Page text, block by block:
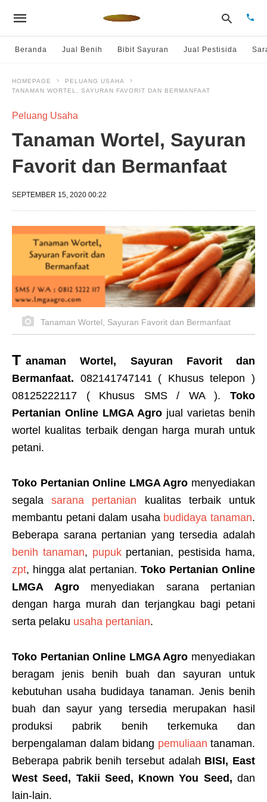
Beranda Jual Benih Bibit Sayuran Jual Pestisida
HOMEPAGE
PELUANG USAHA
TANAMAN WORTEL, SAYURAN FAVORIT DAN BERMANFAAT
Peluang Usaha
Tanaman Wortel, Sayuran
Favorit dan Bermanfaat
SEPTEMBER 15, 2020 00:22
Tanaman Wortel, Sayuran Favorit dan Bermanfaat
T anaman Wortel, Sayuran Favorit dan
Bermanfaat. 082141747141 ( Khusus telepon )
08125222117 ( Khusus SMS / WA ). Toko
Pertanian Online LMGA Agro jual varietas benih
wortel kualitas terbaik dengan harga murah untuk
petani.
Toko Pertanian Online LMGA Agro menyediakan
segalasarana pertanian kualitas terbaik untuk
membantu petani dalam usaha budidaya tanaman.
Beberapa sarana pertanian yang tersedia adalah
benih tanaman, pupukpertanian, pestisida hama,
zpt, hingga alat pertanian. Toko Pertanian Online
LMGA Agro menyediakan sarana pertanian
dengan harga murah dan terjangkau bagi petani
serta pelaku usaha pertanian.
Toko Pertanian Online LMGA Agro menyediakan
beragam jenis benih buah dan sayuran untuk
kebutuhan usaha budidaya tanaman. Jenis benih
buah dan sayur yang tersedia merupakan hasil
produksi pabrik benih terkemuka dan
berpengalaman dalam bidang pemuliaan tanaman.
Beberapa pabrik benih tersebut adalah BISI, East
West Seed, Takii Seed, Known You Seed, dan
lain-lain.